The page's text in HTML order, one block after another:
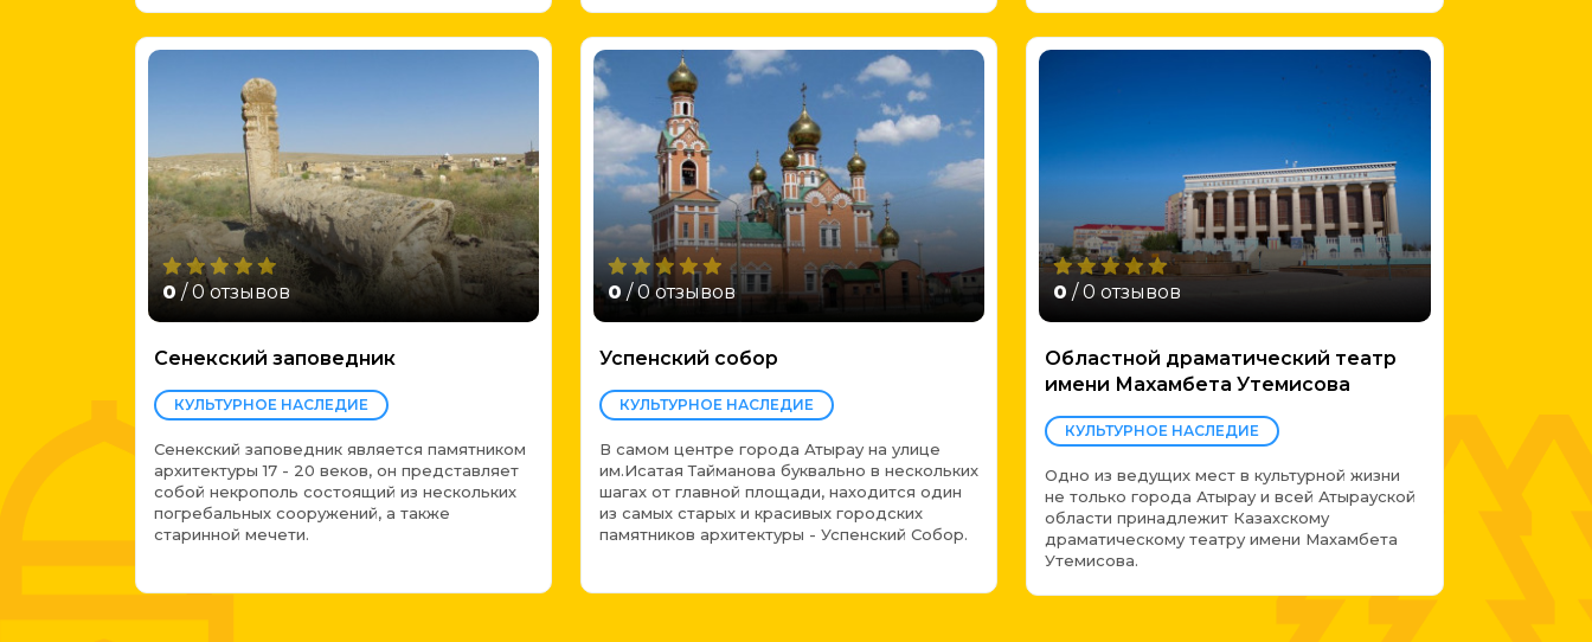
0/ 0 отзывов
Сенекский заповедник
КУЛЬТУРНОЕ НАСЛЕДИЕ
Сенекский заповедник является памятником
архитектуры 17 - 20 веков, он представляет
собой некрополь состоящий из нескольких
погребальных сооружений, а также
старинной мечети.
0/ 0 отзывов
Успенский собор
КУЛЬТУРНОЕ НАСЛЕДИЕ
В самом центре города Атырау на улице
им.Исатая Тайманова буквально в нескольких
шагах от главной площади, находится один
из самых старых и красивых городских
памятников архитектуры - Успенский Собор.
0 / 0 отзывов
Областной драматический театр
имени Махамбета Утемисова
КУЛЬТУРНОЕ НАСЛЕДИЕ
Одно из ведущих мест в культурной жизни
не только города Атырау и всей Атырауской
области принадлежит Казахскому
драматическому театру имени Махамбета
Утемисова.